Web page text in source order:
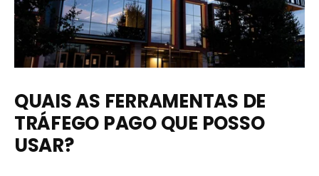
QUAIS AS FERRAMENTAS DE
TRÁFEGO PAGO QUE POSSO
USAR?